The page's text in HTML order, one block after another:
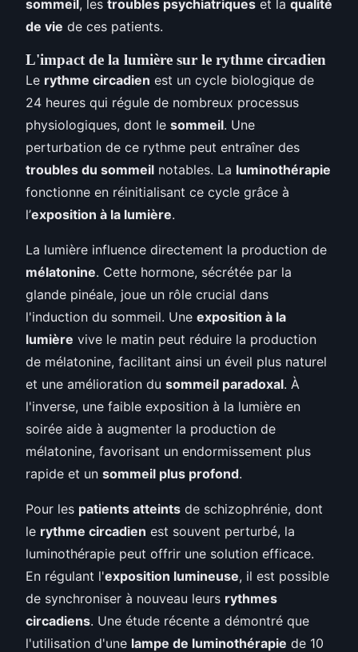
sommeil, les troubles psychiatriques et la qualité
de vie de ces patients.
L'impact de la lumière sur le rythme circadien
Le rythme circadien est un cycle biologique de
24 heures qui régule de nombreux processus
physiologiques, dont le sommeil. Une
perturbation de ce rythme peut entraîner des
troubles du sommeil notables. La luminothérapie
fonctionne en réinitialisant ce cycle grâce à
l’exposition à la lumière.
La lumière influence directement la production de
mélatonine. Cette hormone, sécrétée par la
glande pinéale, joue un rôle crucial dans
l'induction du sommeil. Une exposition à la
lumière vive le matin peut réduire la production
de mélatonine, facilitant ainsi un éveil plus naturel
et une amélioration du sommeil paradoxal. À
l'inverse, une faible exposition à la lumière en
soirée aide à augmenter la production de
mélatonine, favorisant un endormissement plus
rapide et un sommeil plus profond.
Pour les patients atteints de schizophrénie, dont
le rythme circadien est souvent perturbé, la
luminothérapie peut offrir une solution efficace.
En régulant l'exposition lumineuse, il est possible
de synchroniser à nouveau leurs rythmes
circadiens. Une étude récente a démontré que
l'utilisation d'une lampe de luminothérapie de 10